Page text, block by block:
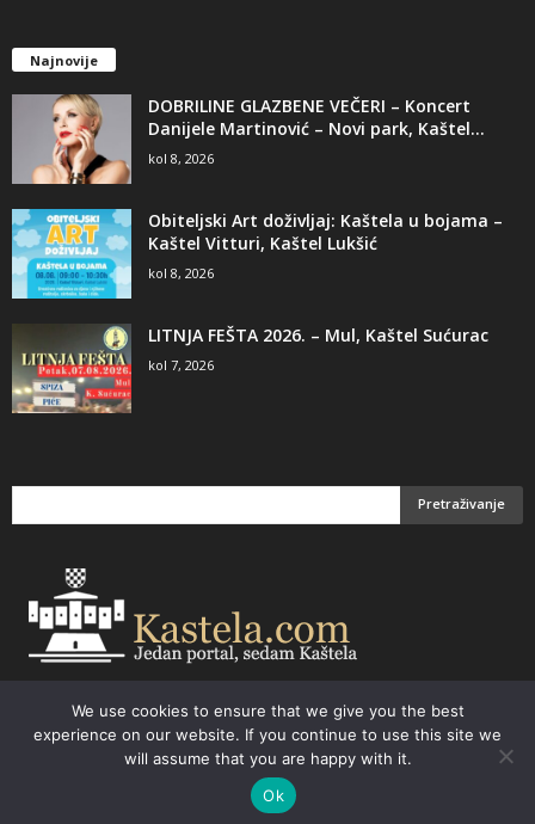
Najnovije
DOBRILINE GLAZBENE VEČERI – Koncert
Danijele Martinović – Novi park, Kaštel...
kol 8, 2026
Obiteljski Art doživljaj: Kaštela u bojama –
Kaštel Vitturi, Kaštel Lukšić
kol 8, 2026
LITNJA FEŠTA 2026. – Mul, Kaštel Sućurac
kol 7, 2026
kastela@kastela.com Tel: +385 21 232-437 Izrada web stranica,
prodaja informatičke opreme. Vaš izbor –
Parchy Computers
We use cookies to ensure that we give you the best
experience on our website. If you continue to use this site we
will assume that you are happy with it.
Ok